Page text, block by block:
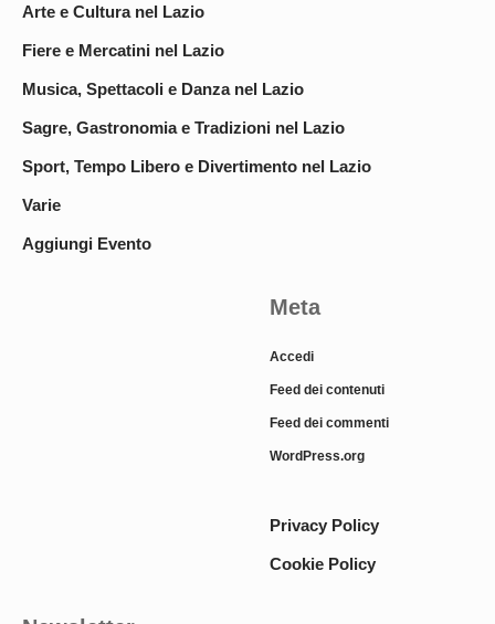
Arte e Cultura nel Lazio
Fiere e Mercatini nel Lazio
Musica, Spettacoli e Danza nel Lazio
Sagre, Gastronomia e Tradizioni nel Lazio
Sport, Tempo Libero e Divertimento nel Lazio
Varie
Aggiungi Evento
Meta
Accedi
Feed dei contenuti
Feed dei commenti
WordPress.org
Privacy Policy
Cookie Policy